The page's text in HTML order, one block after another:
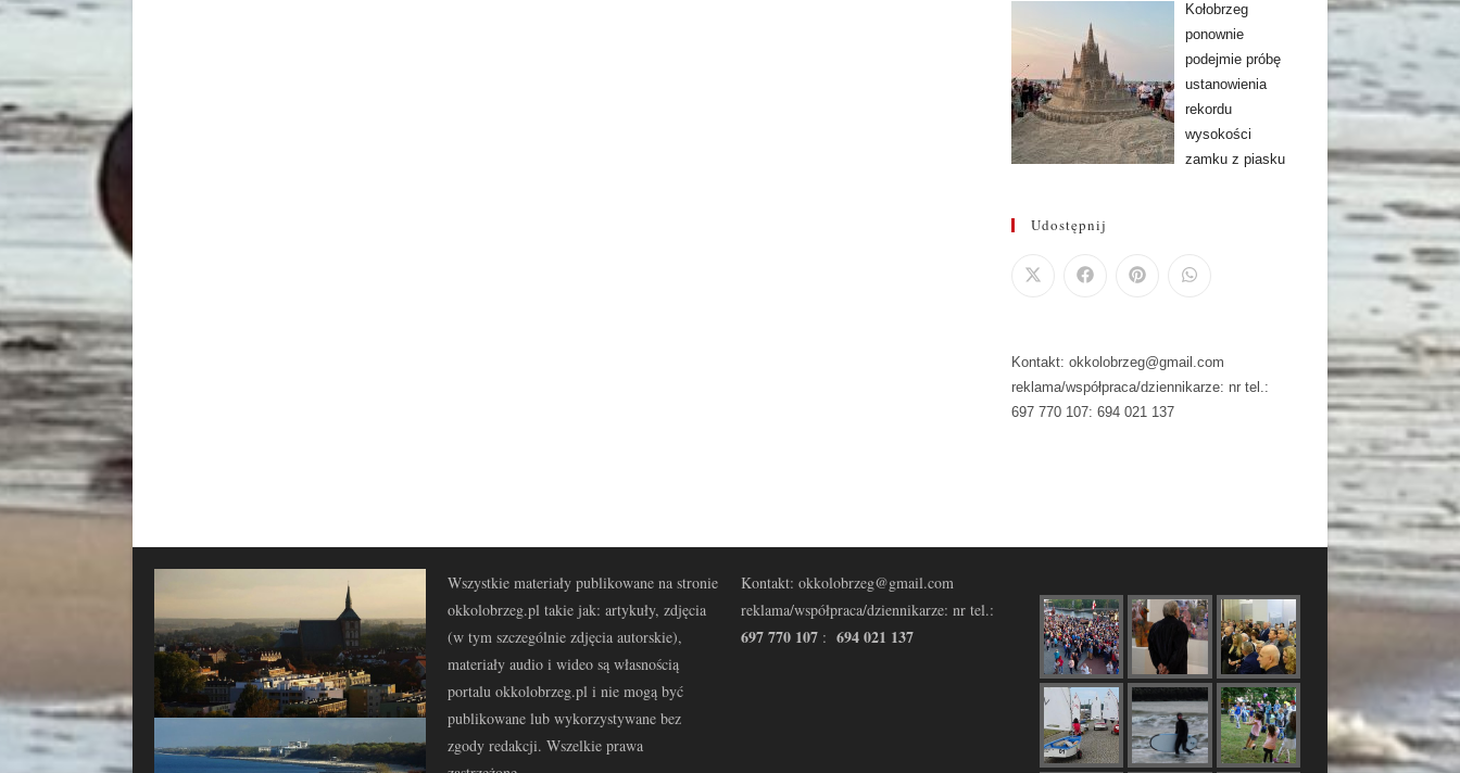
Kołobrzeg
ponownie
podejmie próbę
ustanowienia
rekordu
wysokości
zamku z piasku
Udostępnij
Kontakt: okkolobrzeg@gmail.com
reklama/współpraca/dziennikarze: nr tel.:
697 770 107: 694 021 137
Wszystkie materiały publikowane na stronie
okkolobrzeg.pl takie jak: artykuły, zdjęcia
(w tym szczególnie zdjęcia autorskie),
materiały audio i wideo są własnością
portalu okkolobrzeg.pl i nie mogą być
publikowane lub wykorzystywane bez
zgody redakcji. Wszelkie prawa
Kontakt: okkolobrzeg@gmail.com
reklama/współpraca/dziennikarze: nr tel.:
697 770 107 : 694 021 137